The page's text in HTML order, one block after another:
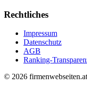
Rechtliches
Impressum
Datenschutz
AGB
Ranking-
© 2026 firmenwebseiten.at